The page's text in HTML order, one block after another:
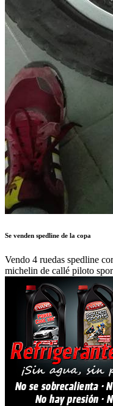
michelin de callé piloto